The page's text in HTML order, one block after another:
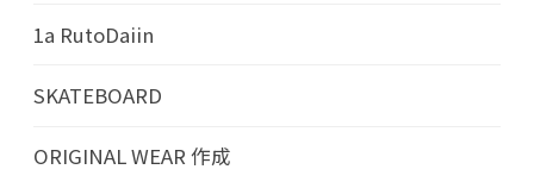
1a RutoDaiin
SKATEBOARD
ORIGINAL WEAR 作成